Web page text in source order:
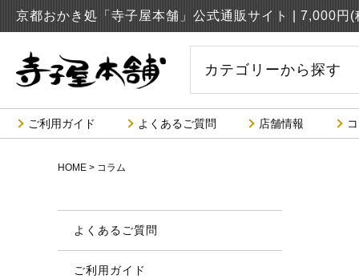
京都おかき処「寺子屋本舗」公式通販サイト | 7,000円(
カテゴリーから探す
ご利用ガイド よくあるご質問 店舗情報
HOME コラム
よくあるご質問
ご利用ガイド